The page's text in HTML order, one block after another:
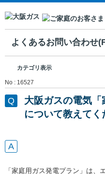
よくあるお問い合わせ
カテゴリ表示
No : 16527
大阪ガスの電気「
について教えてく
「家庭用ガス発電プラン」は